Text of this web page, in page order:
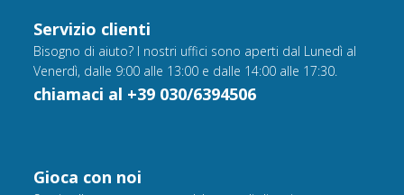
Servizio clienti
Bisogno di aiuto? I nostri uffici sono aperti dal Lunedì al
Venerdì, dalle 9:00 alle 13:00 e dalle 14:00 alle 17:30.
chiamaci al +39 030/6394506
Gioca con noi